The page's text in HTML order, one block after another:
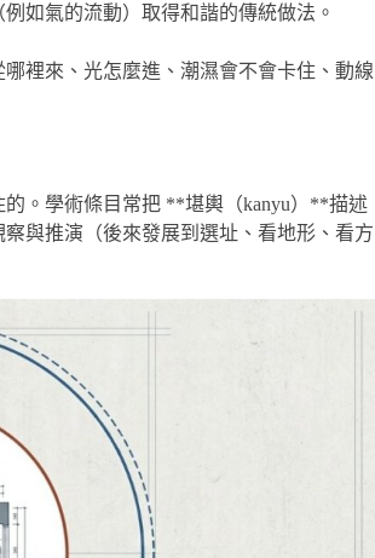
如氣的流動）取得和諧的傳統做法。
裡來、光怎麼進、潮濕會不會卡住、動線
。學術條目常把 **堪輿（kanyu）**描述
與推演（後來發展到選址、看地形、看方